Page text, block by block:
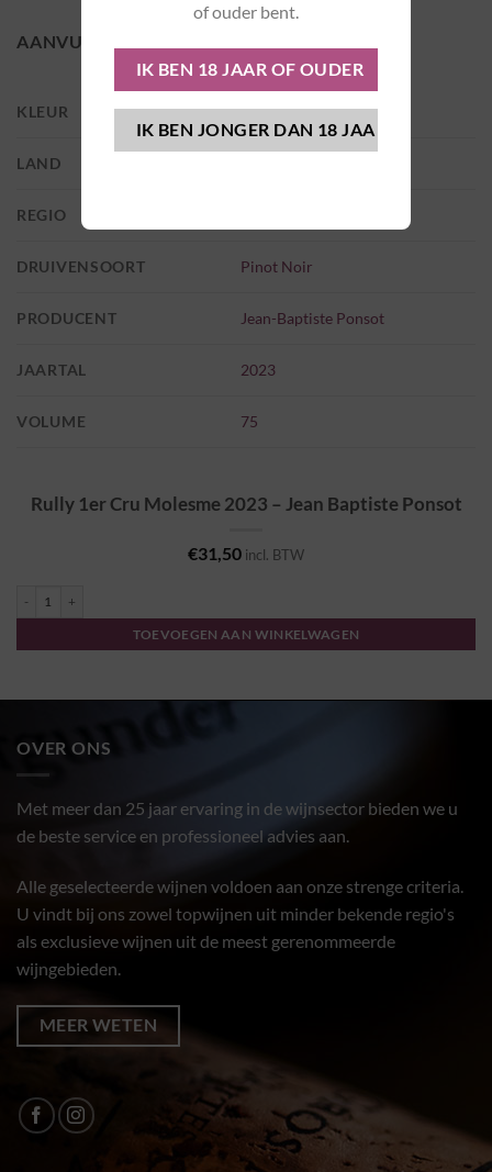
AANVULLENDE INFORMATIE
KLEUR Rood
LAND
REGIO
DRUIVENSOORT Pinot Noir
PRODUCENT Jean-Baptiste Ponsot
JAARTAL 2023
VOLUME 75
Rully 1er Cru Molesme 2023 – Jean Baptiste Ponsot
€31,50 incl. BTW
TOEVOEGEN AAN WINKELWAGEN
OVER ONS
Met meer dan 25 jaar ervaring in de wijnsector bieden we u
de beste service en professioneel advies aan.
Alle geselecteerde wijnen voldoen aan onze strenge criteria.
U vindt bij ons zowel topwijnen uit minder bekende regio's
als exclusieve wijnen uit de meest gerenommeerde
wijngebieden.
MEER WETEN
of ouder bent.